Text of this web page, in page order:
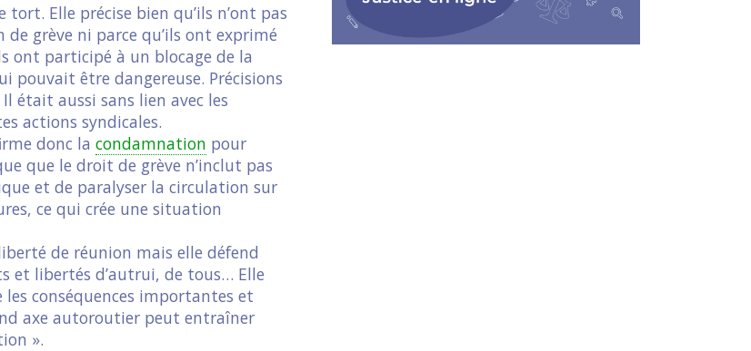
Elle précise bien qu’ils n’ont pas
grève ni parce qu’ils ont exprimé
ont participé à un blocage de la
pouvait être dangereuse. Précisions
était aussi sans lien avec les
actions syndicales.
donc la condamnation pour
que le droit de grève n’inclut pas
et de paralyser la circulation sur
ce qui crée une situation
de réunion mais elle défend
et libertés d’autrui, de tous… Elle
les conséquences importantes et
axe autoroutier peut entraîner
».